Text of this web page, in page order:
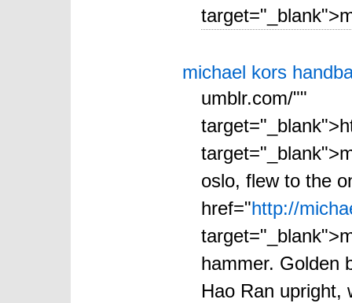
michael kors
umblr.com/""
oslo, flew to the
href="http://
hammer. Golden
Hao Ran upright,